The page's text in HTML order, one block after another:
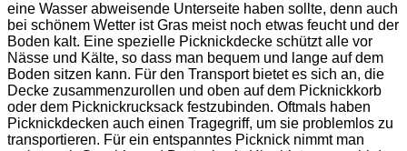
eine Wasser abweisende Unterseite haben sollte, denn auch
bei schönem Wetter ist Gras meist noch etwas feucht und der
Boden kalt. Eine spezielle Picknickdecke schützt alle vor
Nässe und Kälte, so dass man bequem und lange auf dem
Boden sitzen kann. Für den Transport bietet es sich an, die
Decke zusammenzurollen und oben auf dem Picknickkorb
oder dem Picknickrucksack festzubinden. Oftmals haben
Picknickdecken auch einen Tragegriff, um sie problemlos zu
transportieren. Für ein entspanntes Picknick nimmt man